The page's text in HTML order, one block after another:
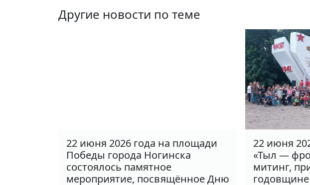
Другие новости по теме
22 июня 2026 года на площади
Победы города Ногинска
состоялось памятное
мероприятие, посвящённое Дню
22 июня
«Тыл —
митинг,